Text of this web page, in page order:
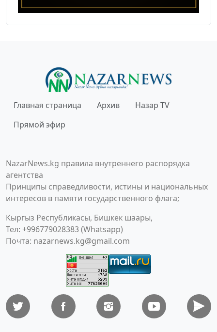
Главная страница Архив
Назар TV
Прямой эфир
NazarNews.kg правила внутреннего распорядка
агентства
Принципы справедливости, истины и национальных
интересов в памяти государственного флага;
Кыргыз Республикасы, Бишкек шаары,
Тел: +996779028383 (Whatsapp)
Почта: nazarnews.kg@gmail.com